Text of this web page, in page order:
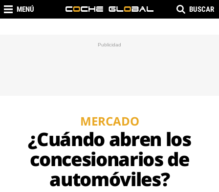
MENÚ BUSCAR
MERCADO
¿Cuándo abren los
concesionarios de
automóviles?